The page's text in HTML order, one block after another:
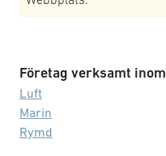
Företag verksamt inom
Luft
Marin
Rymd